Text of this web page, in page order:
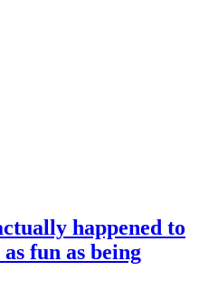
happened to
fun as being